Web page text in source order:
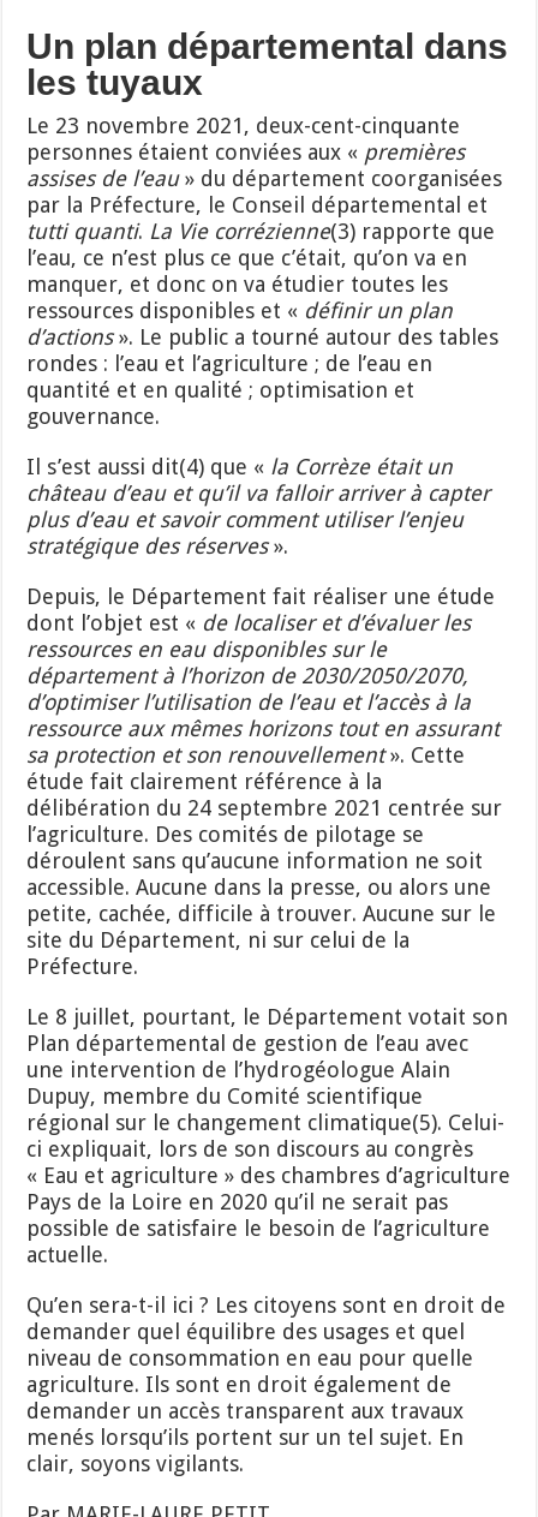
Un plan départemental dans
les tuyaux
Le 23 novembre 2021, deux-cent-cinquante
personnes étaient conviées aux « premières
assises de l’eau» du département coorganisées
par la Préfecture, le Conseil départemental et
tutti quanti. La Vie corrézienne(3) rapporte que
l’eau, ce n’est plus ce que c’était, qu’on va en
manquer, et donc on va étudier toutes les
ressources disponibles et « définir un plan
d’actions». Le public a tourné autour des tables
rondes : l’eau et l’agriculture ; de l’eau en
quantité et en qualité ; optimisation et
gouvernance.
Il s’est aussi dit(4) que « la Corrèze était un
château d’eau et qu’il va falloir arriver à capter
plus d’eau et savoir comment utiliser l’enjeu
stratégique des réserves».
Depuis, le Département fait réaliser une étude
dont l’objet est « de localiser et d’évaluer les
ressources en eau disponibles sur le
département à l’horizon de 2030/2050/2070,
d’optimiser l’utilisation de l’eau et l’accès à la
ressource aux mêmes horizons tout en assurant
sa protection et son renouvellement». Cette
étude fait clairement référence à la
délibération du 24 septembre 2021 centrée sur
l’agriculture. Des comités de pilotage se
déroulent sans qu’aucune information ne soit
accessible. Aucune dans la presse, ou alors une
petite, cachée, difficile à trouver. Aucune sur le
site du Département, ni sur celui de la
Préfecture.
Le 8 juillet, pourtant, le Département votait son
Plan départemental de gestion de l’eau avec
une intervention de l’hydrogéologue Alain
Dupuy, membre du Comité scientifique
régional sur le changement climatique(5). Celui-
ci expliquait, lors de son discours au congrès
« Eau et agriculture » des chambres d’agriculture
Pays de la Loire en 2020 qu’il ne serait pas
possible de satisfaire le besoin de l’agriculture
actuelle.
Qu’en sera-t-il ici ? Les citoyens sont en droit de
demander quel équilibre des usages et quel
niveau de consommation en eau pour quelle
agriculture. Ils sont en droit également de
demander un accès transparent aux travaux
menés lorsqu’ils portent sur un tel sujet. En
clair, soyons vigilants.